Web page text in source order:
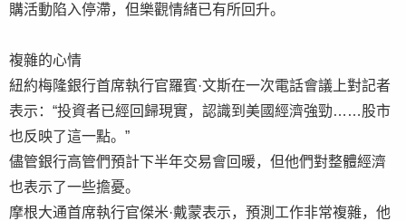
購活動陷入停滯，但樂觀情緒已有所回升。
複雜的心情
紐約梅隆銀行首席執行官羅賓·文斯在一次電話會議上對記者
表示：“投資者已經回歸現實，認識到美國經濟強勁……股市
也反映了這一點。”
儘管銀行高管們預計下半年交易會回暖，但他們對整體經濟
也表示了一些擔憂。
摩根大通首席執行官傑米·戴蒙表示，預測工作非常複雜，他